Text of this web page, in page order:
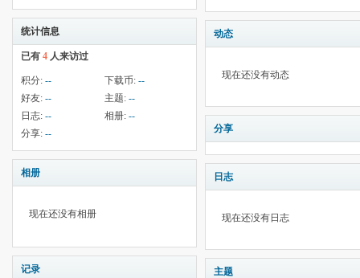
统计信息
已有 4 人来访过
积分: -- 下载币: --
好友: -- 主题: --
日志: -- 相册: --
分享: --
相册
现在还没有相册
记录
动态
现在还没有动态
分享
日志
现在还没有日志
主题